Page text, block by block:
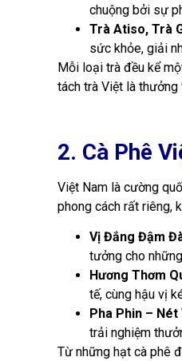
chuộng bởi sự
Trà Atiso, Trà
sức khỏe, giải
Mỗi loại trà đều kể
tách trà Việt là
2. Cà Phê
Việt Nam là cường
phong cách rất riêng,
Vị Đắng Đậm
tưởng cho
Hương Thơm
tế, cùng hậu vị
Pha Phin –
trải nghiệm
Từ những hạt cà phê